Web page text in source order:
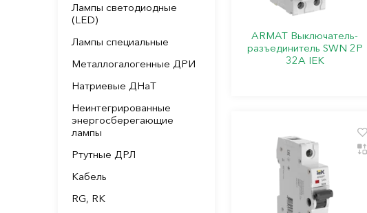
Лампы светодиодные
(LED)
Лампы специальные
Металлогалогенные ДРИ
Натриевые ДНаТ
Неинтегрированные
энергосберегающие
лампы
Ртутные ДРЛ
Кабель
RG, RK
ARMAT Выключатель-
разъединитель SWN 2P
32А IEK